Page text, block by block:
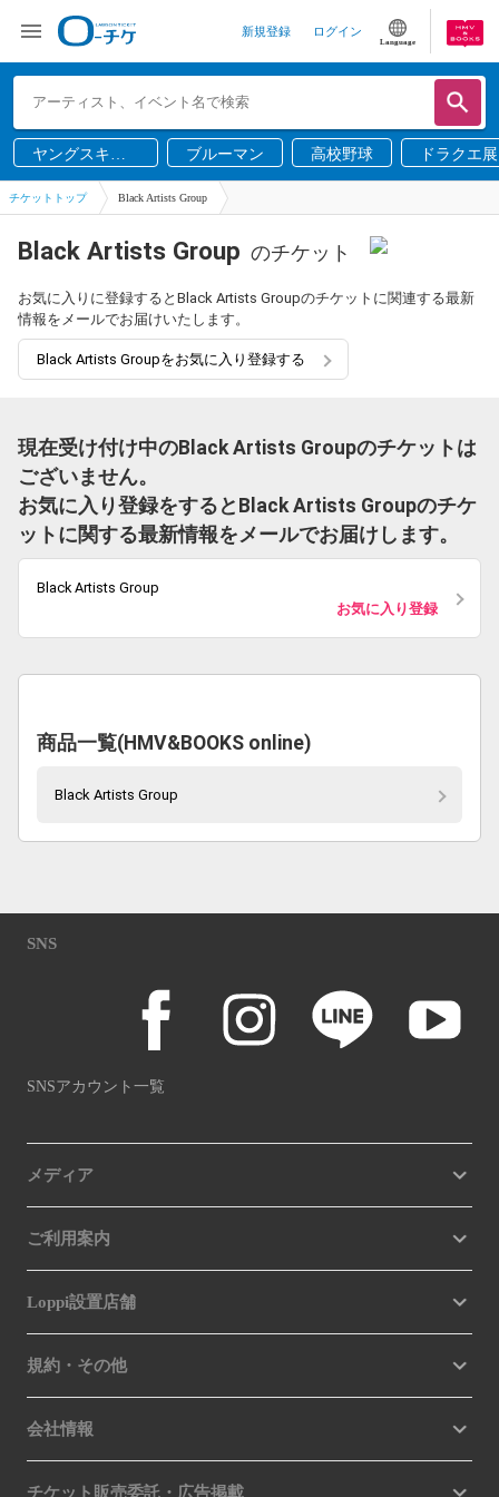
新規登録 ログイン
Language
ヤングスキニ
ー
ブルーマン 高校野球 ドラクエ展
チケットトップ Black Artists Group
Black Artists Group のチケット
お気に入りに登録するとBlack Artists Groupのチケットに関連する最新
情報をメールでお届けいたします。
Black Artists Groupをお気に入り登録する
現在受け付け中のBlack Artists Groupのチケットは
ございません。
お気に入り登録をするとBlack Artists Groupのチケ
ットに関する最新情報をメールでお届けします。
Black Artists Group
お気に入り登録
商品一覧(HMV&BOOKS online)
Black Artists Group
SNS
SNSアカウント一覧
メディア
ご利用案内
Loppi設置店舗
規約・その他
会社情報
チケット販売委託・広告掲載